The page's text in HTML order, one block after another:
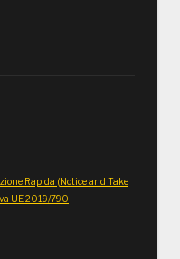
Rapida (Notice and Take
UE 2019/790